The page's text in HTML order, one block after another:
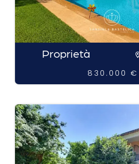
Proprietà
830.000 €